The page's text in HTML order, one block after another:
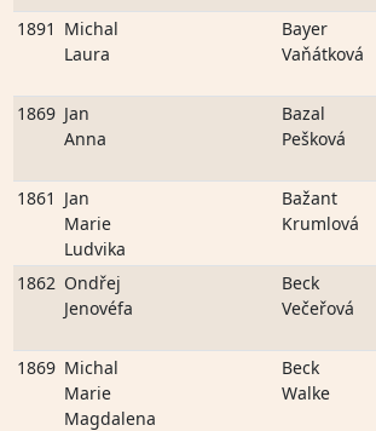
1891 Michal
Laura
Bayer
Vaňátková
1869 Jan
Anna
Bazal
Pešková
1861 Jan
Marie
Ludvika
Bažant
Krumlová
1862 Ondřej
Jenovéfa
Beck
Večeřová
1869 Michal
Marie
Magdalena
Beck
Walke